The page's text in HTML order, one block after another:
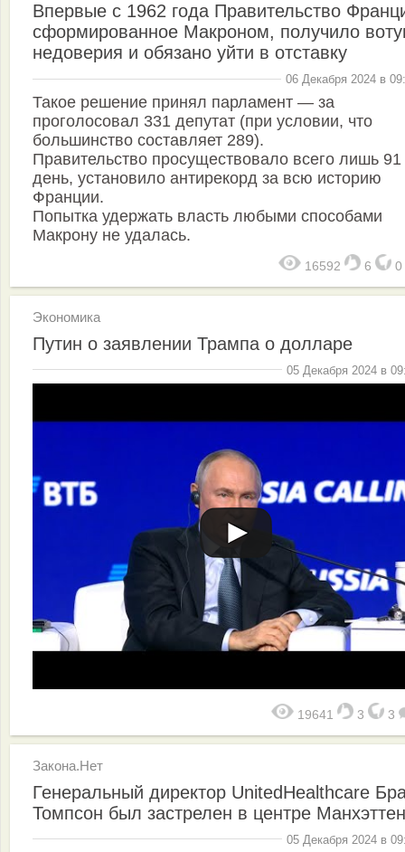
Впервые с 1962 года Правительство
сформированное Макроном, получило
недоверия и обязано уйти в отставку
06 Декабря 2024 в
Такое решение принял парламент — за
проголосовал 331 депутат (при условии, что
большинство составляет 289).
Правительство просуществовало всего лишь 91
день, установило антирекорд за всю историю
Франции.
Попытка удержать власть любыми способами
Макрону не удалась.
16592 6 0
Экономика
Путин о заявлении Трампа о долларе
05 Декабря 2024 в
19641 3 3
Закона.Нет
Генеральный директор UnitedHealthcare
Томпсон был застрелен в центре
05 Декабря 2024 в